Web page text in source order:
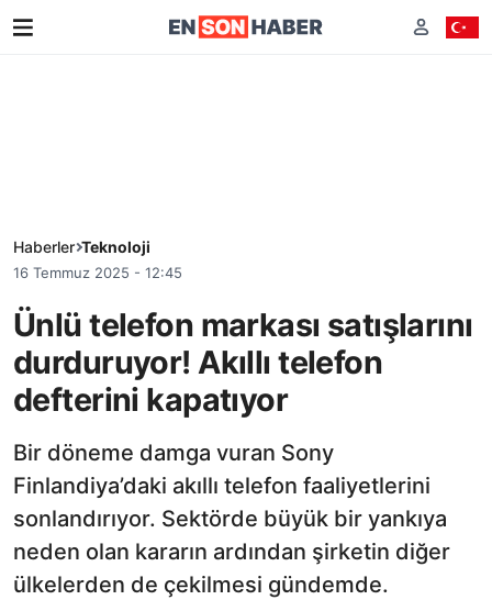
Haberler Teknoloji
16 Temmuz 2025 - 12:45
Ünlü telefon markası satışlarını
durduruyor! Akıllı telefon
defterini kapatıyor
Bir döneme damga vuran Sony
Finlandiya’daki akıllı telefon faaliyetlerini
sonlandırıyor. Sektörde büyük bir yankıya
neden olan kararın ardından şirketin diğer
ülkelerden de çekilmesi gündemde.